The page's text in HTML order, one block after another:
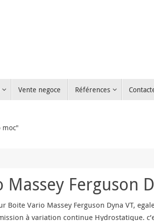
Vente negoce Références
moc"
Ferguson
Boite Vario Massey Ferguson Dyna VT,
à variation continue Hydrostatique.